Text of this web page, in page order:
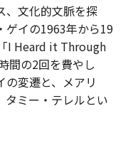
、文化的文脈を探
ゲイの1963年から19
I Heard it Through
間の2回を費やし
の変遷と、メアリ
タミー・テレルとい